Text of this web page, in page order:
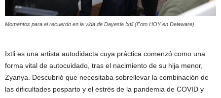
Momentos para el recuerdo en la vida de Dayesla Ixtli (Foto HOY en Delaware)
Ixtli es una artista autodidacta cuya práctica comenzó como una
forma vital de autocuidado, tras el nacimiento de su hija menor,
Zyanya. Descubrió que necesitaba sobrellevar la combinación de
las dificultades posparto y el estrés de la pandemia de COVID y